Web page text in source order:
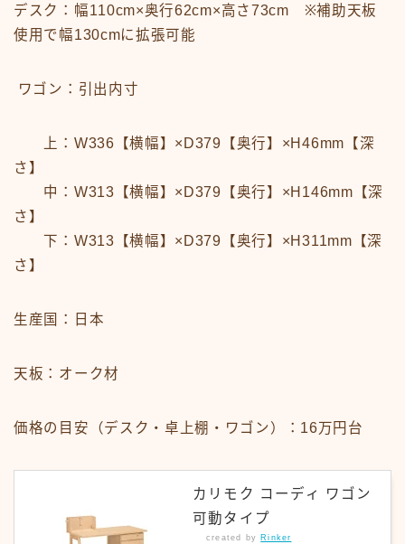
デスク：幅110cm×奥行62cm×高さ73cm ※補助天板
使用で幅130cmに拡張可能
ワゴン：引出内寸
上：W336【横幅】×D379【奥行】×H46mm【深
さ】
中：W313【横幅】×D379【奥行】×H146mm【深
さ】
下：W313【横幅】×D379【奥行】×H311mm【深
さ】
生産国：日本
天板：オーク材
価格の目安（デスク・卓上棚・ワゴン）：16万円台
カリモク コーディ ワゴン
可動タイプ
created by Rinker